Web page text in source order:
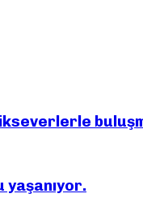
yaşanıyor.